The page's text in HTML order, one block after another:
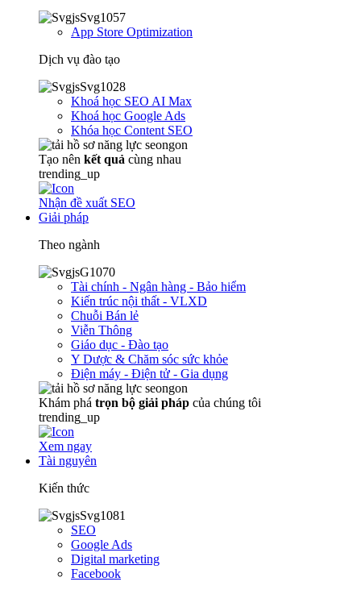
App Store Optimization
Dịch vụ đào tạo
Khoá học SEO AI Max
Khoá học Google Ads
Khóa học Content SEO
Tạo nên kết quả cùng nhau
trending_up
Nhận đề xuất SEO
Giải pháp
Theo ngành
Tài chính - Ngân hàng - Bảo hiểm
Kiến trúc nội thất - VLXD
Chuỗi Bán lẻ
Viễn Thông
Giáo dục - Đào tạo
Y Dược & Chăm sóc sức khỏe
Điện máy - Điện tử - Gia dụng
Khám phá trọn bộ giải pháp của chúng tôi
trending_up
Xem ngay
Tài nguyên
Kiến thức
SEO
Google Ads
Digital marketing
Facebook